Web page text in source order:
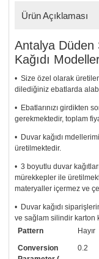
Ürün Açıklaması
Antalya Düden
Kağıdı
• Size özel olarak
dilediğiniz ebatlarda
• Ebatlarınızı girdikten
gerekmektedir, toplam
• Duvar kağıdı
üretilmektedir.
• 3 boyutlu duvar
mürekkepler ile
materyaller içermez ve
• Duvar kağıdı
ve sağlam silindir karton
• Tutkalınız, siparişiniz
Uygulaması standart
Pattern
Hayır
Conversion
0.2